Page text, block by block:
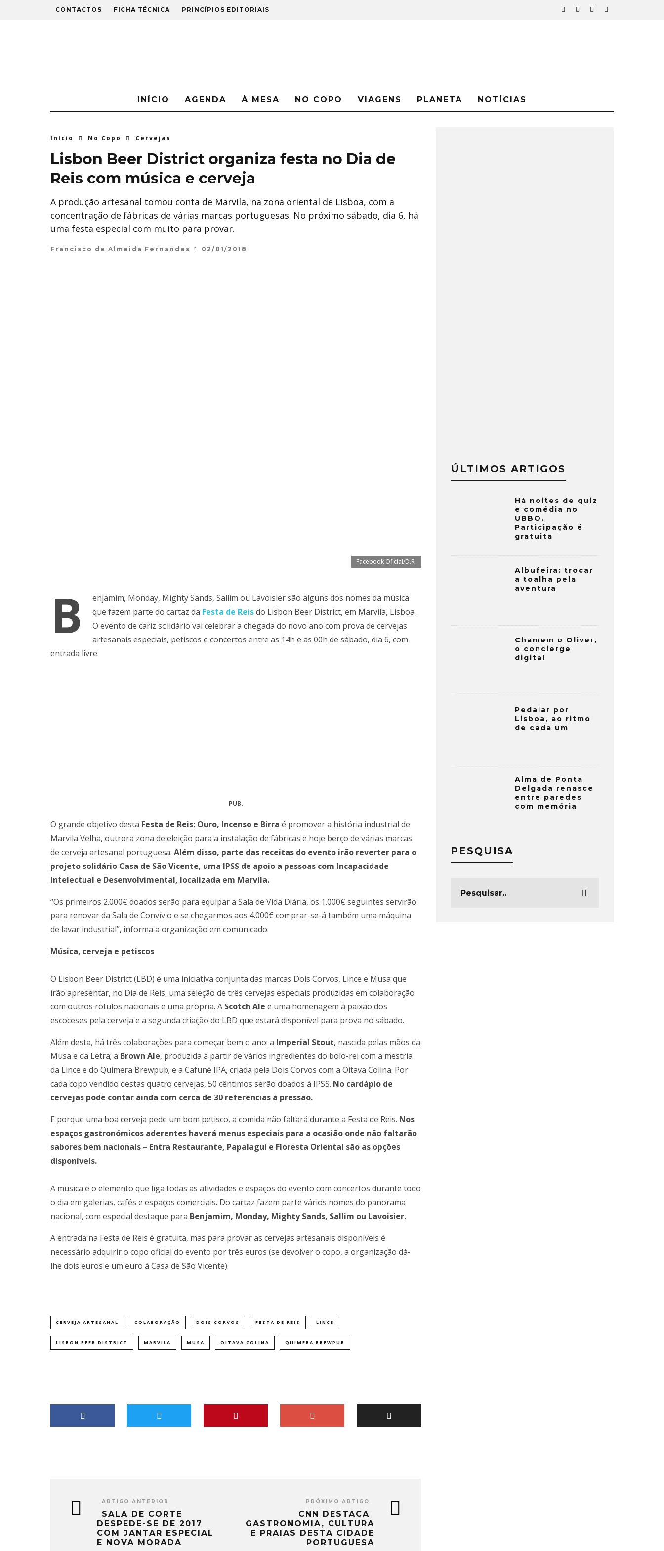
CONTACTOS FICHA TÉCNICA PRINCÍPIOS EDITORIAIS
INÍCIO AGENDA À MESA NO COPO VIAGENS PLANETA NOTÍCIAS
Início No Copo Cervejas
Lisbon Beer District organiza festa no Dia de
Reis com música e cerveja
A produção artesanal tomou conta de Marvila, na zona oriental de Lisboa, com a
concentração de fábricas de várias marcas portuguesas. No próximo sábado, dia 6, há
uma festa especial com muito para provar.
Francisco de Almeida Fernandes 02/01/2018
Facebook Oficial/D.R.
B
enjamim, Monday, Mighty Sands, Sallim ou Lavoisier são alguns dos nomes da música
que fazem parte do cartaz da Festa de Reisdo Lisbon Beer District, em Marvila, Lisboa.
O evento de cariz solidário vai celebrar a chegada do novo ano com prova de cervejas
artesanais especiais, petiscos e concertos entre as 14h e as 00h de sábado, dia 6, com
entrada livre.
PUB.
O grande objetivo desta Festa de Reis: Ouro, Incenso e Birra é promover a história industrial de
Marvila Velha, outrora zona de eleição para a instalação de fábricas e hoje berço de várias marcas
de cerveja artesanal portuguesa. Além disso, parte das receitas do evento irão reverter para o
projeto solidário Casa de São Vicente, uma IPSS de apoio a pessoas com Incapacidade
Intelectual e Desenvolvimental, localizada em Marvila.
“Os primeiros 2.000€ doados serão para equipar a Sala de Vida Diária, os 1.000€ seguintes servirão
para renovar da Sala de Convívio e se chegarmos aos 4.000€ comprar-se-á também uma máquina
de lavar industrial”, informa a organização em comunicado.
Música, cerveja e petiscos
O Lisbon Beer District (LBD) é uma iniciativa conjunta das marcas Dois Corvos, Lince e Musa que
irão apresentar, no Dia de Reis, uma seleção de três cervejas especiais produzidas em colaboração
com outros rótulos nacionais e uma própria. A Scotch Ale é uma homenagem à paixão dos
escoceses pela cerveja e a segunda criação do LBD que estará disponível para prova no sábado.
Além desta, há três colaborações para começar bem o ano: a Imperial Stout, nascida pelas mãos da
Musa e da Letra; a Brown Ale, produzida a partir de vários ingredientes do bolo-rei com a mestria
da Lince e do Quimera Brewpub; e a Cafuné IPA, criada pela Dois Corvos com a Oitava Colina. Por
cada copo vendido destas quatro cervejas, 50 cêntimos serão doados à IPSS. No cardápio de
cervejas pode contar ainda com cerca de 30 referências à pressão.
E porque uma boa cerveja pede um bom petisco, a comida não faltará durante a Festa de Reis. Nos
espaços gastronómicos aderentes haverá menus especiais para a ocasião onde não faltarão
sabores bem nacionais – Entra Restaurante, Papalagui e Floresta Oriental são as opções
disponíveis.
A música é o elemento que liga todas as atividades e espaços do evento com concertos durante todo
o dia em galerias, cafés e espaços comerciais. Do cartaz fazem parte vários nomes do panorama
nacional, com especial destaque para Benjamim, Monday, Mighty Sands, Sallim ou Lavoisier.
A entrada na Festa de Reis é gratuita, mas para provar as cervejas artesanais disponíveis é
necessário adquirir o copo oficial do evento por três euros (se devolver o copo, a organização dá-
lhe dois euros e um euro à Casa de São Vicente).
CERVEJA ARTESANAL COLABORAÇÃO DOIS CORVOS FESTA DE REIS LINCE
LISBON BEER DISTRICT MARVILA MUSA OITAVA COLINA QUIMERA BREWPUB
ARTIGO ANTERIOR
SALA DE CORTE
DESPEDE-SE DE 2017
COM JANTAR ESPECIAL
E NOVA MORADA
PRÓXIMO ARTIGO
CNN DESTACA
GASTRONOMIA, CULTURA
E PRAIAS DESTA CIDADE
PORTUGUESA
ÚLTIMOS ARTIGOS
Há noites de quiz
e comédia no
UBBO.
Participação é
gratuita
Albufeira: trocar
a toalha pela
aventura
Chamem o Oliver,
o concierge
digital
Pedalar por
Lisboa, ao ritmo
de cada um
Alma de Ponta
Delgada renasce
entre paredes
com memória
PESQUISA